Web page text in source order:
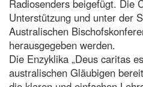
Radiosenders beigefügt. Die
Unterstützung und unter der
Australischen
herausgegeben werden.
Die Enzyklika „Deus caritas
australischen Gläubigen